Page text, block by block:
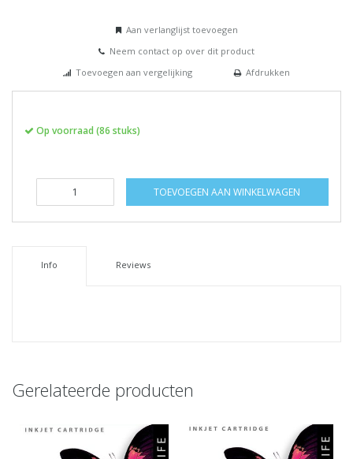
Aan verlanglijst toevoegen
Neem contact op over dit product
Toevoegen aan vergelijking
Afdrukken
Op voorraad (86 stuks)
TOEVOEGEN AAN WINKELWAGEN
Info Reviews
Gerelateerde producten